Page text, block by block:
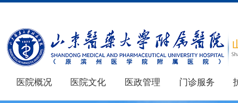
医院概况 医院文化 医政管理 门诊服务